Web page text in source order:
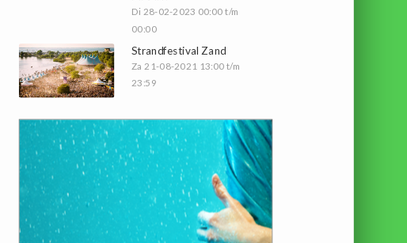
Di 28-02-2023 00:00 t/m
00:00
Strandfestival Zand
Za 21-08-2021 13:00 t/m
23:59